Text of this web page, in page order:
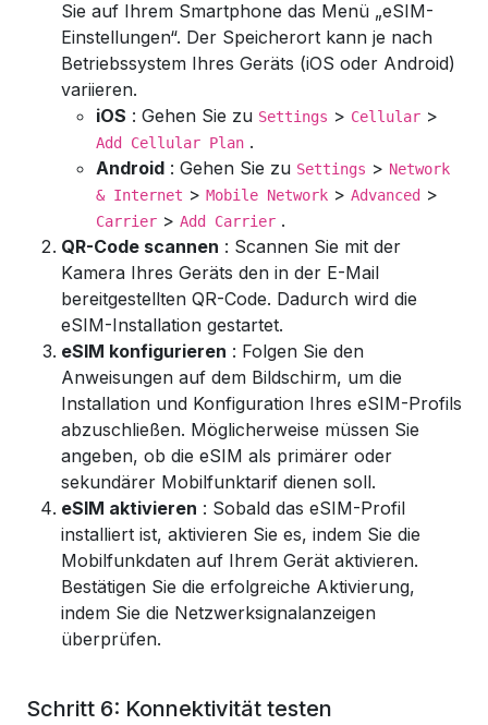
Sie auf Ihrem Smartphone das Menü „eSIM-
Einstellungen“. Der Speicherort kann je nach
Betriebssystem Ihres Geräts (iOS oder Android)
variieren.
iOS : Gehen Sie zu Settings > Cellular >
Add Cellular Plan .
Android : Gehen Sie zu Settings > Network
& Internet > Mobile Network > Advanced >
Carrier > Add Carrier .
QR-Code scannen : Scannen Sie mit der
Kamera Ihres Geräts den in der E-Mail
bereitgestellten QR-Code. Dadurch wird die
eSIM-Installation gestartet.
eSIM konfigurieren : Folgen Sie den
Anweisungen auf dem Bildschirm, um die
Installation und Konfiguration Ihres eSIM-Profils
abzuschließen. Möglicherweise müssen Sie
angeben, ob die eSIM als primärer oder
sekundärer Mobilfunktarif dienen soll.
eSIM aktivieren : Sobald das eSIM-Profil
installiert ist, aktivieren Sie es, indem Sie die
Mobilfunkdaten auf Ihrem Gerät aktivieren.
Bestätigen Sie die erfolgreiche Aktivierung,
indem Sie die Netzwerksignalanzeigen
überprüfen.
Schritt 6: Konnektivität testen